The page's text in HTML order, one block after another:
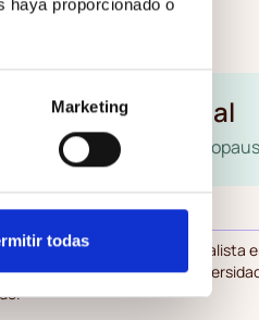
haya proporcionado o
Marketing
todas
Rodríguez Rabanal
Especialista en
de Salamanca y Especialista
Tesis Doctoral por la